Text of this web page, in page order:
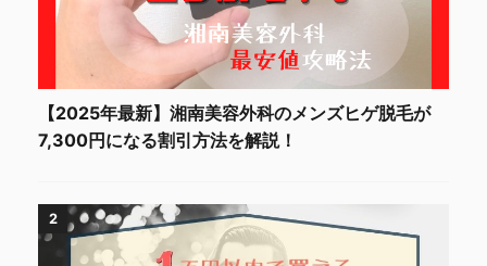
【2025年最新】湘南美容外科のメンズヒゲ脱毛が
7,300円になる割引方法を解説！
2